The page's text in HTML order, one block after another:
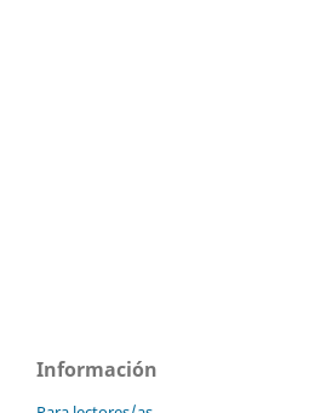
Información